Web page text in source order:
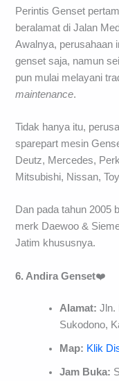
Perintis Genset
beralamat di Jalan
Awalnya, perusahaan
genset saja, namun
pun mulai melayani
maintenance.
Tidak hanya itu,
sparepart mesin
Deutz, Mercedes,
Mitsubishi, Nissan,
Dan pada tahun 2005
merk Daewoo &
Jatim khususnya.
6. Andira Genset❤️
Alamat:Jln.
Sukodono,
Map: Klik
Jam Buka: